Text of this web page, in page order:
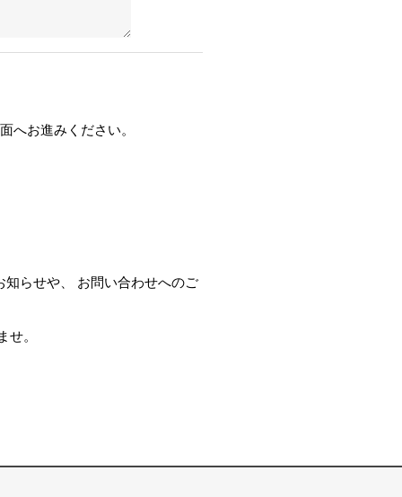
お進みください。
らせや、 お問い合わせへのご
。